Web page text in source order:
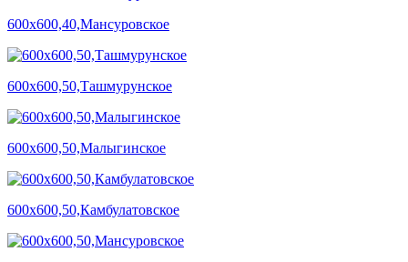
600х600,40,Мансуровское
600х600,50,Ташмурунское
600х600,50,Малыгинское
600х600,50,Камбулатовское